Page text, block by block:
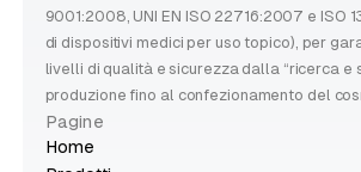
9001:2008, UNI EN ISO 22716:2007 e ISO
di dispositivi medici per uso topico), per
livelli di qualità e sicurezza dalla “ricerca e
produzione fino al confezionamento del
Pagine
Home